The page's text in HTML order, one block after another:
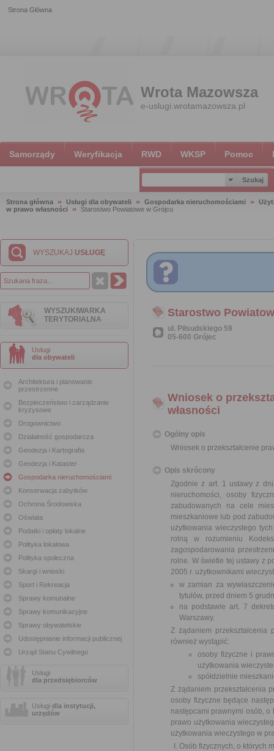
Strona Główna
Wrota Mazowsza
e-uslugi.wrotamazowsza.pl
Samorządy Weryfikacja RWD WKSP Pomoc
Strona główna Usługi dla obywateli Gospodarka nieruchomościami
w prawo własności
Starostwo Powiatowe w Grójcu
WYSZUKAJ USŁUGĘ
WYSZUKIWARKA
TERYTORIALNA
Usługi
dla obywateli
Architektura i planowanie
przestrzenne
Bezpieczeństwo i zarządzanie
kryzysowe
Drogownictwo
Działalność gospodarcza
Geodezja i Kartografia
Geodezja i Kataster
Gospodarka nieruchomościami
Konserwacja zabytków
Ochrona Środowiska
Oświata
Podatki i opłaty lokalne
Polityka lokalowa
Polityka społeczna
Skargi i wnioski
Sport i Rekreacja
Sprawy komunalne
Sprawy komunikacyjne
Sprawy obywatelskie
Udostępnianie informacji publicznej
Urząd Stanu Cywilnego
Usługi
dla przedsiębiorców
Usługi dla instytucji,
urzędów
Starostwo
ul. Piłsudskiego 59
05-600 Grójec
Wniosek o
własności
Ogólny opis
Wniosek o przekształcenie
Opis skrócony
Zgodnie z art. 1 ustawy z
nieruchomości, osoby
zabudowanych na cele
mieszkaniowe lub pod
użytkowania wieczystego
rolną w rozumieniu
zagospodarowania
rolne. W świetle tej ustawy z
2005 r. użytkownikami
w zamian za
tytułów, przed dniem 5
na podstawie art. 7
Warszawy.
Z żądaniem przekształcenia
również wystąpić:
osoby fizyczne i
użytkowania
spółdzielnie
Z żądaniem przekształcenia
osoby fizyczne będące
następcami prawnymi osób,
prawo użytkowania
użytkowania wieczystego w
Osób fizycznych, o których